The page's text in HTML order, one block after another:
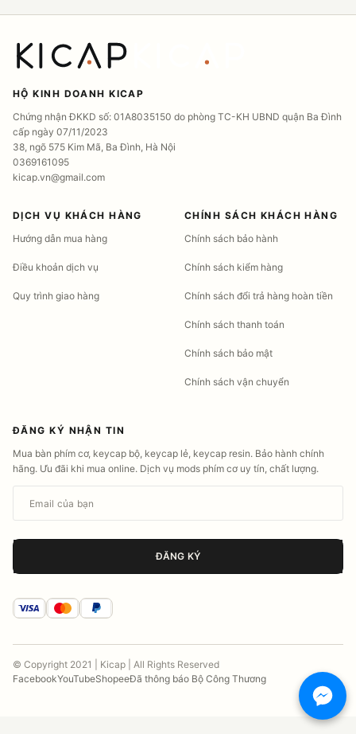
HỘ KINH DOANH KICAP
Chứng nhận ĐKKD số: 01A8035150 do phòng TC-KH UBND quận Ba Đình
cấp ngày 07/11/2023
38, ngõ 575 Kim Mã, Ba Đình, Hà Nội
0369161095
kicap.vn@gmail.com
DỊCH VỤ KHÁCH HÀNG
Hướng dẫn mua hàng
Điều khoản dịch vụ
Quy trình giao hàng
CHÍNH SÁCH KHÁCH HÀNG
Chính sách bảo hành
Chính sách kiểm hàng
Chính sách đổi trả hàng hoàn tiền
Chính sách thanh toán
Chính sách bảo mật
Chính sách vận chuyển
ĐĂNG KÝ NHẬN TIN
Mua bàn phím cơ, keycap bộ, keycap lẻ, keycap resin. Bảo hành chính
hãng. Ưu đãi khi mua online. Dịch vụ mods phím cơ uy tín, chất lượng.
ĐĂNG KÝ
© Copyright 2021 | Kicap | All Rights Reserved
FacebookYouTubeShopeeĐã thông báo Bộ Công Thương